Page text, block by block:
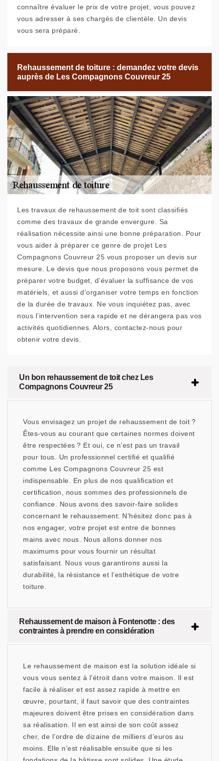
connaître évaluer le prix de votre projet, vous pouvez
vous adresser à ses chargés de clientèle. Un devis
vous sera préparé.
Rehaussement de toiture : demandez votre devis
auprès de Les Compagnons Couvreur 25
Les travaux de rehaussement de toit sont classifiés
comme des travaux de grande envergure. Sa
réalisation nécessite ainsi une bonne préparation. Pour
vous aider à préparer ce genre de projet Les
Compagnons Couvreur 25 vous proposer un devis sur
mesure. Le devis que nous proposons vous permet de
préparer votre budget, d’évaluer la suffisance de vos
matériels, et aussi d’organiser votre temps en fonction
de la durée de travaux. Ne vous inquiétez pas, avec
nous l’intervention sera rapide et ne dérangera pas vos
activités quotidiennes. Alors, contactez-nous pour
obtenir votre devis.
Un bon rehaussement de toit chez Les
Compagnons Couvreur 25
Vous envisagez un projet de rehaussement de toit ?
Êtes-vous au courant que certaines normes doivent
être respectées ? Et oui, ce n’est pas un travail
pour tous. Un professionnel certifié et qualifié
comme Les Compagnons Couvreur 25 est
indispensable. En plus de nos qualification et
certification, nous sommes des professionnels de
confiance. Nous avons des savoir-faire solides
concernant le rehaussement. N’hésitez donc pas à
nos engager, votre projet est entre de bonnes
mains avec nous. Nous allons donner nos
maximums pour vous fournir un résultat
satisfaisant. Nous vous garantirons aussi la
durabilité, la résistance et l’esthétique de votre
toiture.
Rehaussement de maison à Fontenotte : des
contraintes à prendre en considération
Le rehaussement de maison est la solution idéale si
vous vous sentez à l’étroit dans votre maison. Il est
facile à réaliser et est assez rapide à mettre en
œuvre, pourtant, il faut savoir que des contraintes
majeures doivent être prises en considération dans
sa réalisation. Il en est ainsi de son coût assez
cher, de l’ordre de dizaine de milliers d’euros au
moins. Elle n’est réalisable ensuite que si les